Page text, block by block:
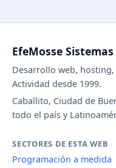
EfeMosse Sistemas
Desarrollo web,
Actividad desde 1999.
Caballito, Ciudad de
todo el país y
SECTORES DE ESTA WEB
Programación a medida